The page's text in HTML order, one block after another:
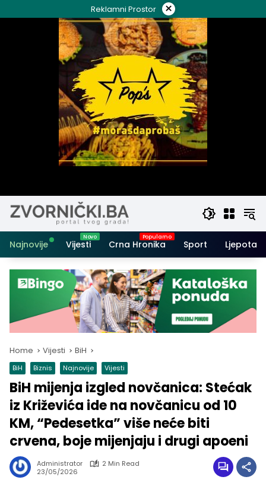
to
Reklamni Prostor ×
Najnovije Vijesti Crna Hronika Sport Ljepota i
Home Vijesti BiH
BiH Biznis Najnovije Vijesti
BiH mijenja izgled novčanica: Stećak
iz Križevića ide na novčanicu od 10
KM, “Pedesetka” više neće biti
crvena, boje mijenjaju i drugi apoeni
Administrator
2 Min Read
23/05/2026